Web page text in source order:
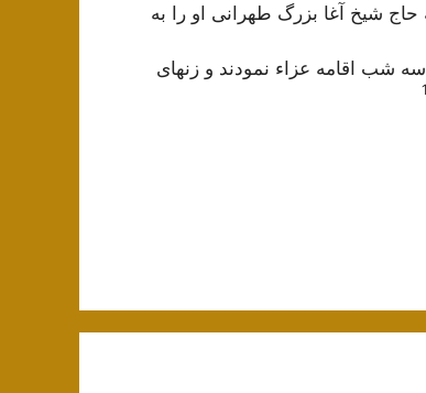
شیخ آغا بزرگ طهرانی او را به
شب اقامه عزاء نمودند و زنهای
1